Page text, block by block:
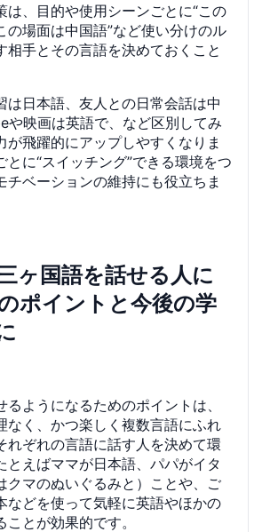
は、目的や使用シーンごとに“この
の場面は中国語”など使い分けのル
相手とその言語を決めておくこと
は日本語、友人との日常会話は中
や映画は英語で、など区別してみ
が飛躍的にアップしやすくなりま
とに“スイッチング”できる環境をつ
チベーションの維持にも役立ちま
ヶ国語を話せる人に
ポイントと今後の学
るようになるためのポイントは、
なく、かつ楽しく複数言語にふれ
れぞれの言語に話す人を決めて環
とえばママが日本語、パパがイタ
クマのぬいぐるみと）ことや、ご
などを使って気軽に英語やほかの
とが効果的です。